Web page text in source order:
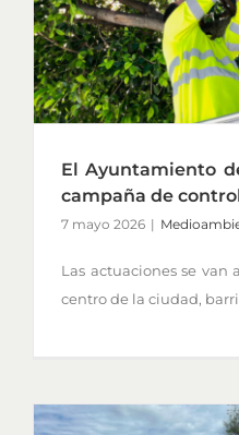
El Ayuntamiento
campaña de
7 mayo 2026 |
Las actuaciones se van
centro de la ciudad,